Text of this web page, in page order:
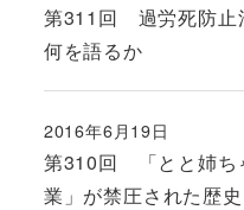
第311回 過労死防止
何を語るか
第310回 「とと姉ち
業」が禁圧された歴史
投稿日
2016年6月19日